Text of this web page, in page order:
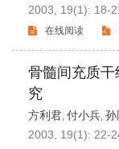
2003, 19(1): 18-
在线阅读
骨髓间充质
究
方利君, 付小兵, 孙
2003, 19(1): 22-